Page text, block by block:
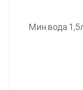
Мин.вода